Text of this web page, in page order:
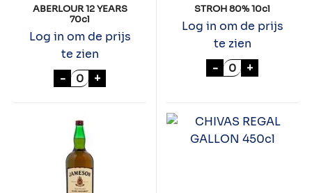
ABERLOUR 12 YEARS
70cl
Log in om de prijs
te zien
- ABERLOUR 12 YEARS 70cl aantal
+
STROH 80% 10cl
Log in om de prijs
te zien
- STROH 80%
+